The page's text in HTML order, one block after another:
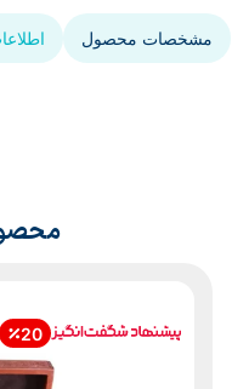
مشخصات محصول
20